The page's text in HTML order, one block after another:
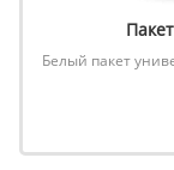
Белый пакет